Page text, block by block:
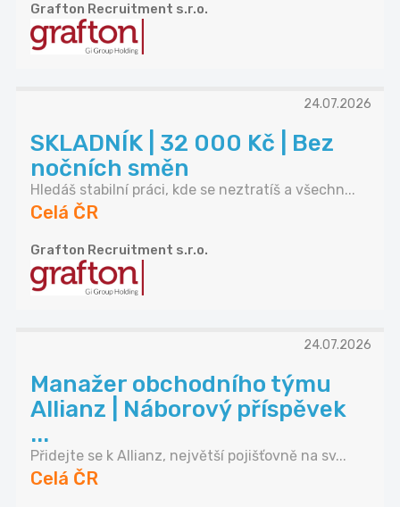
Grafton Recruitment s.r.o.
24.07.2026
SKLADNÍK | 32 000 Kč | Bez
nočních směn
Hledáš stabilní práci, kde se neztratíš a všechn...
Celá ČR
Grafton Recruitment s.r.o.
24.07.2026
Manažer obchodního týmu
Allianz | Náborový příspěvek
...
Přidejte se k Allianz, největší pojišťovně na sv...
Celá ČR